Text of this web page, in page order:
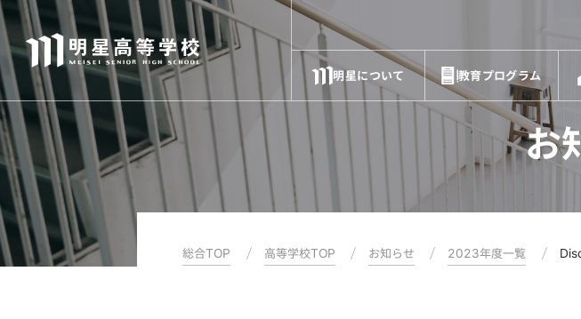
明星について 教育プログラム
お
総合TOP 高等学校TOP お知らせ 2023年度一覧